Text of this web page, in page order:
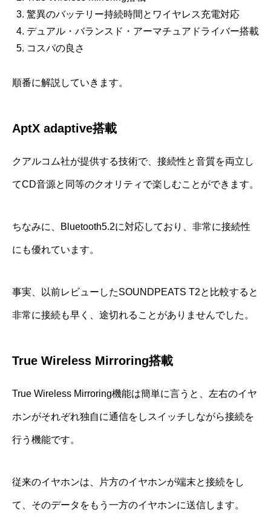
驚異のバッテリー持続時間とワイヤレス充電対応
デュアル・バランスド・アーマチュアドライバー搭載
コスパの良さ
順番に解説していきます。
AptX adaptive搭載
クアルコム社が提供する技術で、接続性と音質を両立し
てCD音源と同等のクオリティで楽しむことができます。
ちなみに、Bluetooth5.2に対応しており、非常に接続性
にも優れています。
事実、以前レビューしたSOUNDPEATS T2と比較すると
非常に接続も早く、途切れることがありませんでした。
True Wireless Mirroring搭載
True Wireless Mirroring機能は簡単に言うと、左右のイヤ
ホンがそれぞれ独自に通信をしスイッチしながら接続を
行う機能です。
従来のイヤホンは、片方のイヤホンが端末と接続をし
て、そのデータをもう一方のイヤホンに送信します。